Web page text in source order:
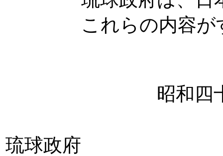
これらの内容がすべ
昭和四十六年
琉球政府